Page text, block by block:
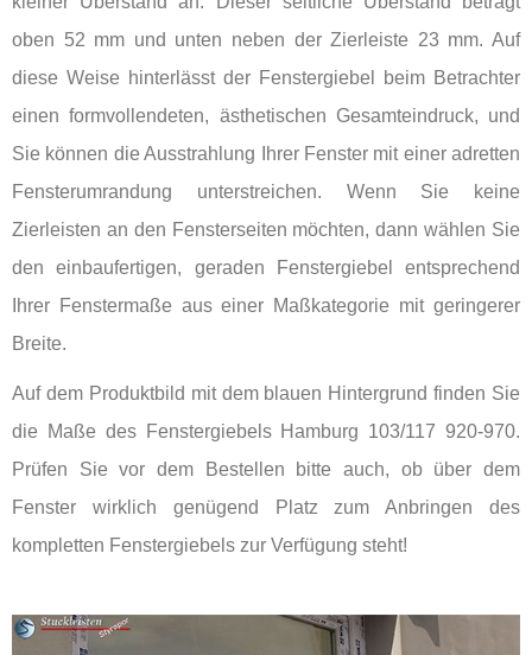
oben 52 mm und unten neben der Zierleiste 23 mm. Auf
diese Weise hinterlässt der Fenstergiebel beim Betrachter
einen formvollendeten, ästhetischen Gesamteindruck, und
Sie können die Ausstrahlung Ihrer Fenster mit einer adretten
Fensterumrandung unterstreichen. Wenn Sie keine
Zierleisten an den Fensterseiten möchten, dann wählen Sie
den einbaufertigen, geraden Fenstergiebel entsprechend
Ihrer Fenstermaße aus einer Maßkategorie mit geringerer
Breite.
Auf dem Produktbild mit dem blauen Hintergrund finden Sie
die Maße des Fenstergiebels Hamburg 103/117 920-970.
Prüfen Sie vor dem Bestellen bitte auch, ob über dem
Fenster wirklich genügend Platz zum Anbringen des
kompletten Fenstergiebels zur Verfügung steht!